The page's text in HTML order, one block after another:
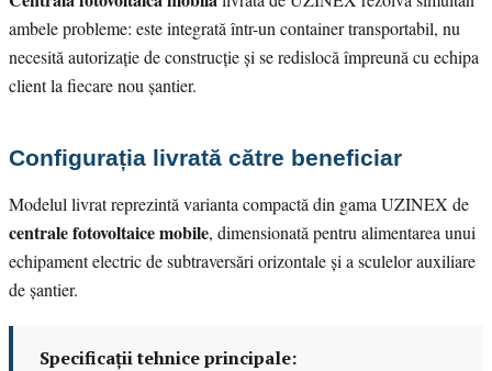
ambele probleme: este integrată într-un container transportabil, nu
necesită autorizație de construcție și se redislocă împreună cu echipa
client la fiecare nou șantier.
Configurația livrată către beneficiar
Modelul livrat reprezintă varianta compactă din gama UZINEX de
centrale fotovoltaice mobile, dimensionată pentru alimentarea unui
echipament electric de subtraversări orizontale și a sculelor auxiliare
de șantier.
Specificații tehnice principale: